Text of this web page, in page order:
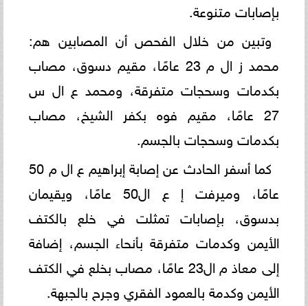
بإصابات متنوعة.
وتبين من خلال الفحص أن المصابين هم:
محمد ز ال م 23 عامًا، مقيم دسوق، مصاب
بكدمات وسحجات متفرقة، ومحمد ع ال س
27 عامًا، مقيم فوه بكفر الشيخ، مصاب
بكدمات وسحجات بالجسم.
كما أسفر الحادث عن إصابة إبراهيم ع ال م 50
عامًا، وميرفت إ ع ال50 عامًا، ويقيمان
بدسوق، بإصابات تمثلت في خلع بالكتف
الأيمن وكدمات متفرقة بأنحاء الجسم، إضافة
إلى معاذ م ال23 عامًا، مصاب بخلع في الكتف
الأيمن وكدمة بالعمود الفقري وجرح بالجبهة.